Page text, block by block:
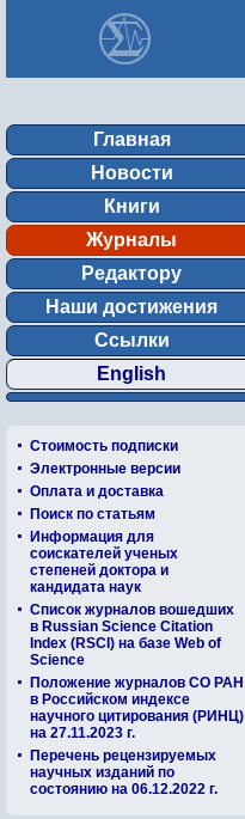
Главная
Новости
Книги
Журналы
Редактору
Наши достижения
Ссылки
English
Стоимость подписки
Электронные версии
Оплата и доставка
Поиск по статьям
Информация для
соискателей ученых
степеней доктора и
кандидата наук
Список журналов вошедших
в Russian Science Citation
Index (RSCI) на базе Web of
Science
Положение журналов СО РАН
в Российском индексе
научного цитирования (РИНЦ)
на 27.11.2023 г.
Перечень рецензируемых
научных изданий по
состоянию на 06.12.2022 г.